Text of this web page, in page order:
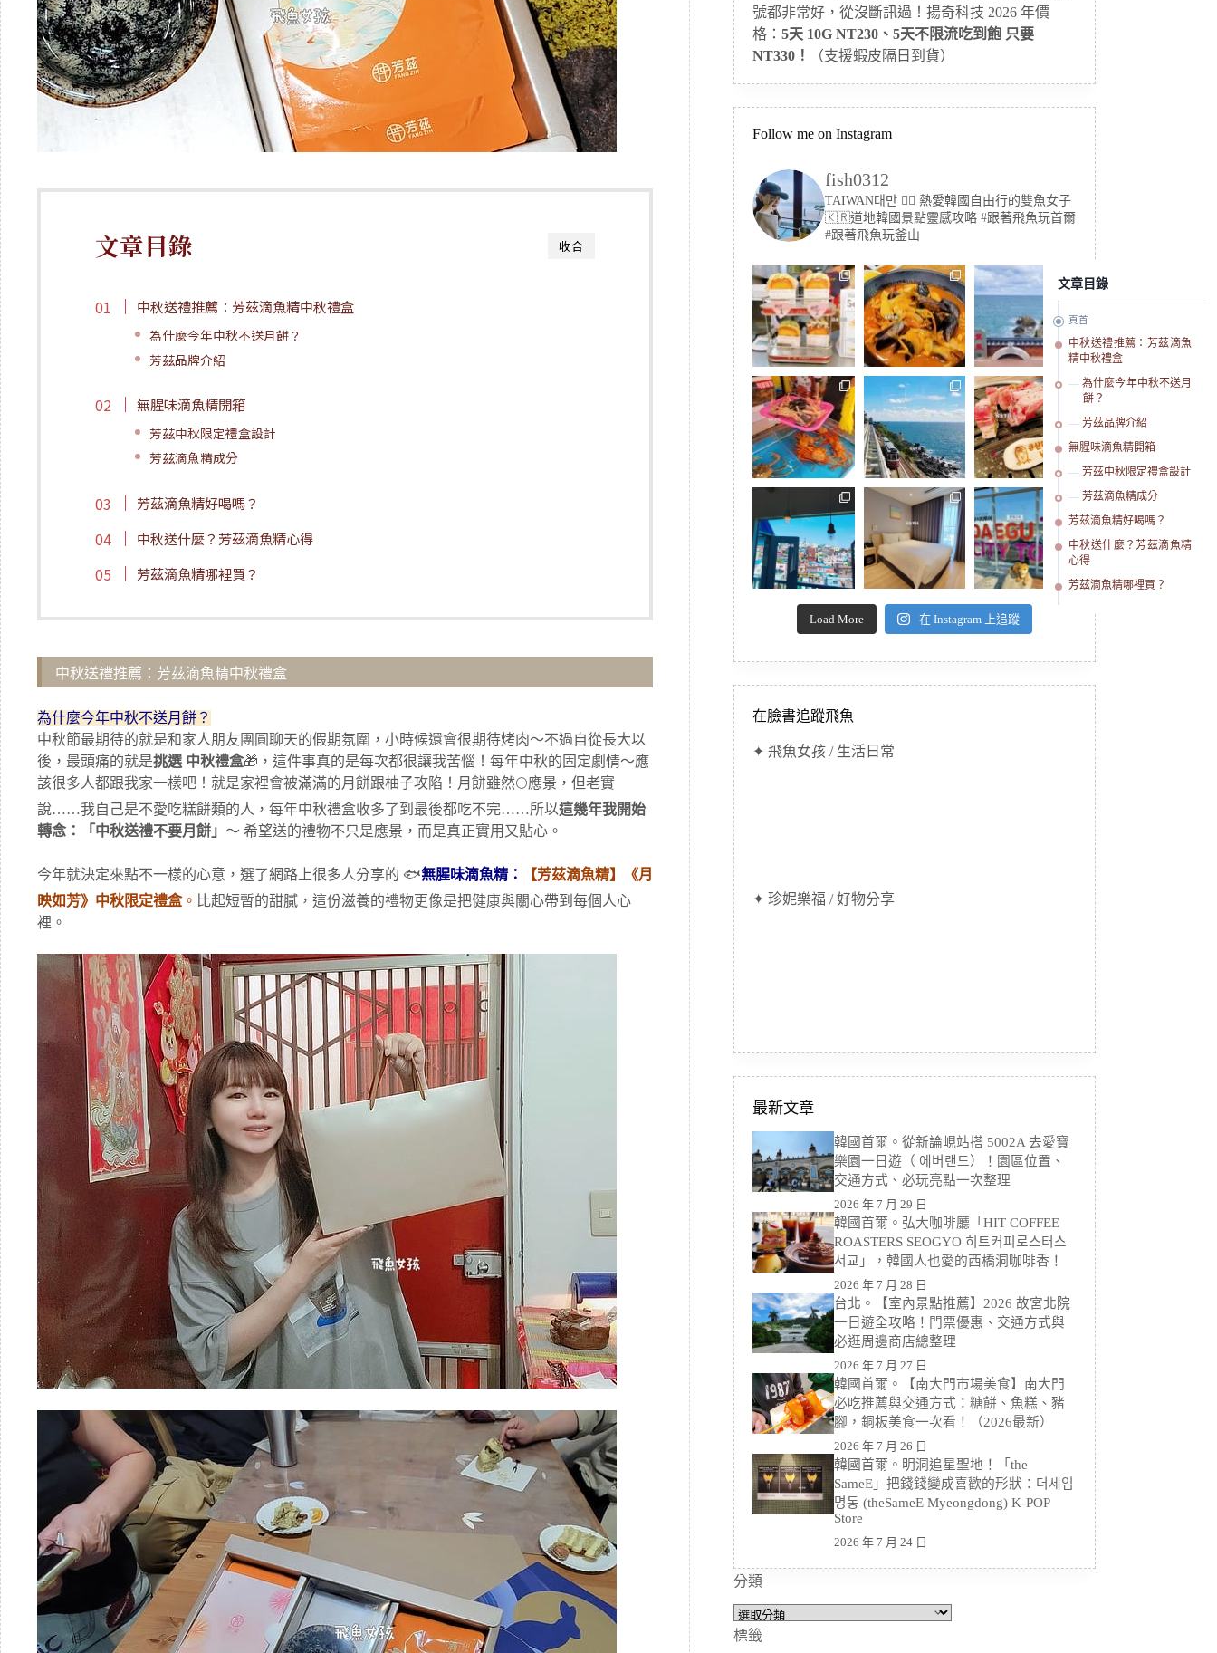
收合
文章目錄
中秋送禮推薦：芳茲滴魚精中秋禮盒
為什麼今年中秋不送月餅？
芳茲品牌介紹
無腥味滴魚精開箱
芳茲中秋限定禮盒設計
芳茲滴魚精成分
芳茲滴魚精好喝嗎？
中秋送什麼？芳茲滴魚精心得
芳茲滴魚精哪裡買？
中秋送禮推薦：芳茲滴魚精中秋禮盒
為什麼今年中秋不送月餅？
中秋節最期待的就是和家人朋友團圓聊天的假期氛圍，小時候還會很期待烤肉～不過自從長大以
後，最頭痛的就是挑選 中秋禮盒🎁，這件事真的是每次都很讓我苦惱！每年中秋的固定劇情～應
該很多人都跟我家一樣吧！就是家裡會被滿滿的月餅跟柚子攻陷！月餅雖然🌕應景，但老實
說……我自己是不愛吃糕餅類的人，每年中秋禮盒收多了到最後都吃不完……所以這幾年我開始
轉念：「中秋送禮不要月餅」 ～ 希望送的禮物不只是應景，而是真正實用又貼心。
今年就決定來點不一樣的心意，選了網路上很多人分享的 🐟無腥味滴魚精：
【芳茲滴魚精】《月
映如芳》中秋限定禮盒。 比起短暫的甜膩，這份滋養的禮物更像是把健康與關心帶到每個人心
裡。
號都非常好，從沒斷訊過！揚奇科技 2026 年價
格：5天 10G NT230、5天不限流吃到飽 只要
NT330！
（支援蝦皮隔日到貨）
Follow me on Instagram
fish0312
TAIWAN대만 🏳️‍🌈 熱愛韓國自由行的雙魚女子
🇰🇷道地韓國景點靈感攻略 #跟著飛魚玩首爾
#跟著飛魚玩釜山
Load More 在 Instagram 上追蹤
在臉書追蹤飛魚
✦ 飛魚女孩 / 生活日常
✦ 珍妮樂福 / 好物分享
最新文章
韓國首爾。從新論峴站搭 5002A 去愛寶
樂園一日遊（ 에버랜드）！園區位置、
交通方式、必玩亮點一次整理
2026 年 7 月 29 日
韓國首爾。弘大咖啡廳「HIT COFFEE
ROASTERS SEOGYO 히트커피로스터스
서교」，韓國人也愛的西橋洞咖啡香！
2026 年 7 月 28 日
台北。【室內景點推薦】2026 故宮北院
一日遊全攻略！門票優惠、交通方式與
必逛周邊商店總整理
2026 年 7 月 27 日
韓國首爾。【南大門市場美食】南大門
必吃推薦與交通方式：糖餅、魚糕、豬
腳，銅板美食一次看！（2026最新）
2026 年 7 月 26 日
韓國首爾。明洞追星聖地！「the
SameE」把錢錢變成喜歡的形狀：더세임
명동 (theSameE Myeongdong) K-POP
Store
2026 年 7 月 24 日
分類
分
類
標籤
文章目錄
頁首
中秋送禮推薦：芳茲滴魚
精中秋禮盒
為什麼今年中秋不送月
餅？
芳茲品牌介紹
無腥味滴魚精開箱
芳茲中秋限定禮盒設計
芳茲滴魚精成分
芳茲滴魚精好喝嗎？
中秋送什麼？芳茲滴魚精
心得
芳茲滴魚精哪裡買？